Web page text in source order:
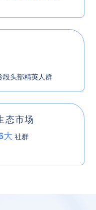
段头部精英人群
态市场
大 社群